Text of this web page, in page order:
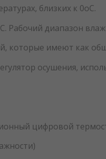
близких к 0оС.
Рабочий диапазон
которые имеют как
осушения,
цифровой